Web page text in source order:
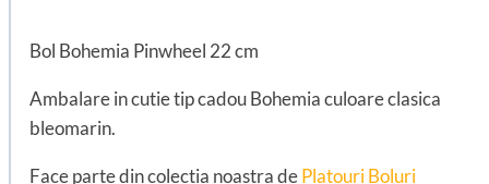
Bol Bohemia Pinwheel 22 cm
Ambalare in cutie tip cadou Bohemia culoare clasica
bleomarin.
Face parte din colectia noastra dePlatouri Boluri